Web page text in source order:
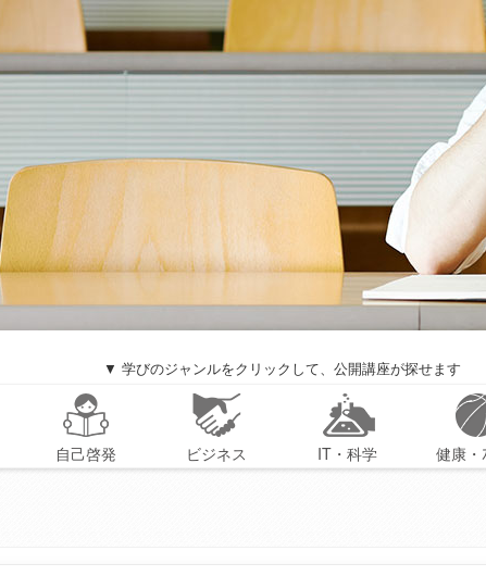
▼ 学びのジャンルをクリックして、公開講座が探せます
自己啓発 ビジネス IT・科学 健康・